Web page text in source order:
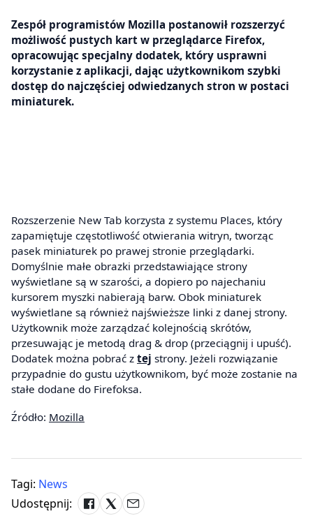
Zespół programistów Mozilla postanowił rozszerzyć
możliwość pustych kart w przeglądarce Firefox,
opracowując specjalny dodatek, który usprawni
korzystanie z aplikacji, dając użytkownikom szybki
dostęp do najczęściej odwiedzanych stron w postaci
miniaturek.
Rozszerzenie New Tab korzysta z systemu Places, który
zapamiętuje częstotliwość otwierania witryn, tworząc
pasek miniaturek po prawej stronie przeglądarki.
Domyślnie małe obrazki przedstawiające strony
wyświetlane są w szarości, a dopiero po najechaniu
kursorem myszki nabierają barw. Obok miniaturek
wyświetlane są również najświeższe linki z danej strony.
Użytkownik może zarządzać kolejnością skrótów,
przesuwając je metodą drag & drop (przeciągnij i upuść).
Dodatek można pobrać z tej strony. Jeżeli rozwiązanie
przypadnie do gustu użytkownikom, być może zostanie na
stałe dodane do Firefoksa.
Źródło: Mozilla
Tagi: News
Udostępnij: